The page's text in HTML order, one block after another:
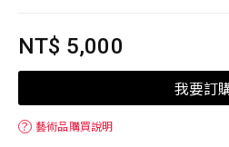
NT$ 5,000
我要訂
？ 藝術品購買說明